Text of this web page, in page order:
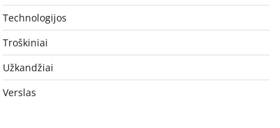
Technologijos
Troškiniai
Užkandžiai
Verslas